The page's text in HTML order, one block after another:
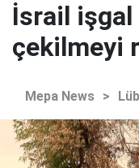
İsrail
çekilmeyi
Mepa News >